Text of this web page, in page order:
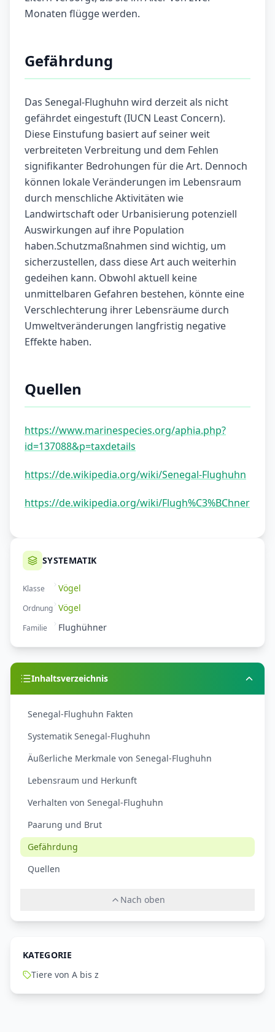
Monaten flügge werden.
Gefährdung
Das Senegal-Flughuhn wird derzeit als nicht
gefährdet eingestuft (IUCN Least Concern).
Diese Einstufung basiert auf seiner weit
verbreiteten Verbreitung und dem Fehlen
signifikanter Bedrohungen für die Art. Dennoch
können lokale Veränderungen im Lebensraum
durch menschliche Aktivitäten wie
Landwirtschaft oder Urbanisierung potenziell
Auswirkungen auf ihre Population
haben.Schutzmaßnahmen sind wichtig, um
sicherzustellen, dass diese Art auch weiterhin
gedeihen kann. Obwohl aktuell keine
unmittelbaren Gefahren bestehen, könnte eine
Verschlechterung ihrer Lebensräume durch
Umweltveränderungen langfristig negative
Effekte haben.
Quellen
https://www.marinespecies.org/aphia.php?
id=137088&p=taxdetails
https://de.wikipedia.org/wiki/Senegal-Flughuhn
https://de.wikipedia.org/wiki/Flugh%C3%BChner
SYSTEMATIK
Klasse Vögel
Ordnung Vögel
Familie Flughühner
Inhaltsverzeichnis
Senegal-Flughuhn Fakten
Systematik Senegal-Flughuhn
Äußerliche Merkmale von Senegal-Flughuhn
Lebensraum und Herkunft
Verhalten von Senegal-Flughuhn
Paarung und Brut
Gefährdung
Quellen
Nach oben
KATEGORIE
Tiere von A bis z